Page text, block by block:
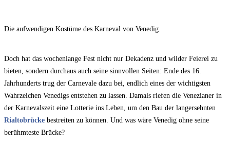
Die aufwendigen Kostüme des Karneval von Venedig.
Doch hat das wochenlange Fest nicht nur Dekadenz und wilder Feierei zu
bieten, sondern durchaus auch seine sinnvollen Seiten: Ende des 16.
Jahrhunderts trug der Carnevale dazu bei, endlich eines der wichtigsten
Wahrzeichen Venedigs entstehen zu lassen. Damals riefen die Venezianer in
der Karnevalszeit eine Lotterie ins Leben, um den Bau der langersehnten
Rialtobrücke bestreiten zu können. Und was wäre Venedig ohne seine
berühmteste Brücke?